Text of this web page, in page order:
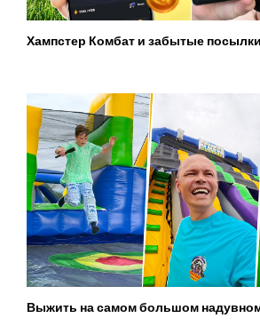
Хампстер Комбат и забытые посылки
Выжить на самом большом